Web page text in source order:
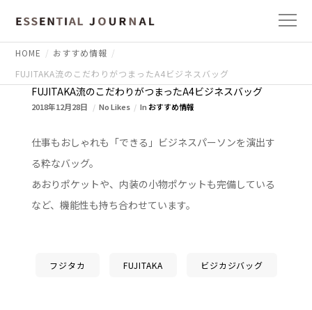
HOME
おすすめ情報
FUJITAKA流のこだわりがつまったA4ビジネスバッグ
FUJITAKA流のこだわりがつまったA4ビジネスバッグ
2018年12月28日 No Likes Inおすすめ情報
仕事もおしゃれも「できる」ビジネスパーソンを演出す
る粋なバッグ。
あおりポケットや、内装の小物ポケットも完備している
など、機能性も持ち合わせています。
フジタカ FUJITAKA ビジカジバッグ